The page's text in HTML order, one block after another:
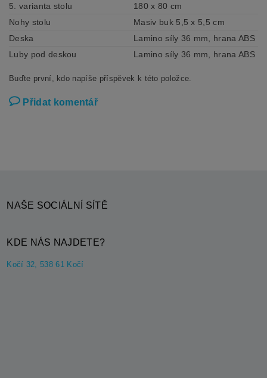
5. varianta stolu
180 x 80 cm
Nohy stolu
Masiv buk 5,5 x 5,5 cm
Deska
Lamino síly 36 mm, hrana ABS
Luby pod deskou
Lamino síly 36 mm, hrana ABS
Buďte první, kdo napíše příspěvek k této položce.
Přidat komentář
NAŠE SOCIÁLNÍ SÍTĚ
KDE NÁS NAJDETE?
Kočí 32, 538 61 Kočí